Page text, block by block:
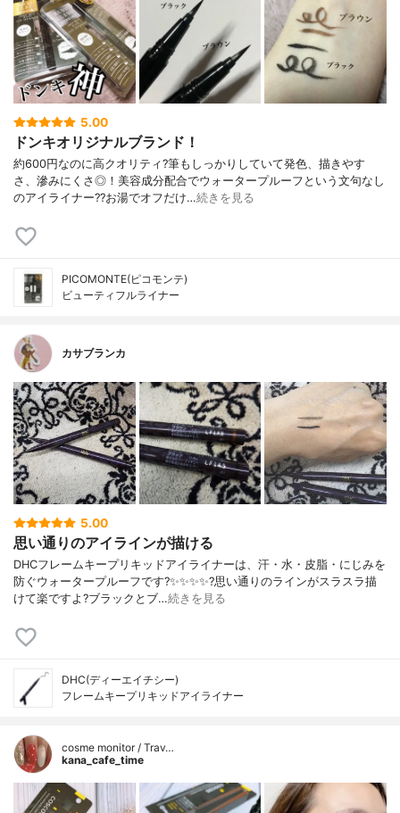
5.00
ドンキオリジナルブランド！
約600円なのに高クオリティ?筆もしっかりしていて発色、描きやす
さ、滲みにくさ◎！美容成分配合でウォータープルーフという文句なし
のアイライナー??お湯でオフだけ…続きを見る
PICOMONTE(ピコモンテ)
ビューティフルライナー
カサブランカ
5.00
思い通りのアイラインが描ける
DHCフレームキープリキッドアイライナーは、汗・水・皮脂・にじみを
防ぐウォータープルーフです?✨✨✨✨?️思い通りのラインがスラスラ描
けて楽ですよ?ブラックとブ…続きを見る
DHC(ディーエイチシー)
フレームキープリキッドアイライナー
cosme monitor / Trav…
kana_cafe_time